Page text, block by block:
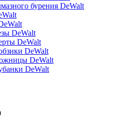
бурения DeWalt
DeWalt
DeWalt
DeWalt
DeWalt
DeWalt